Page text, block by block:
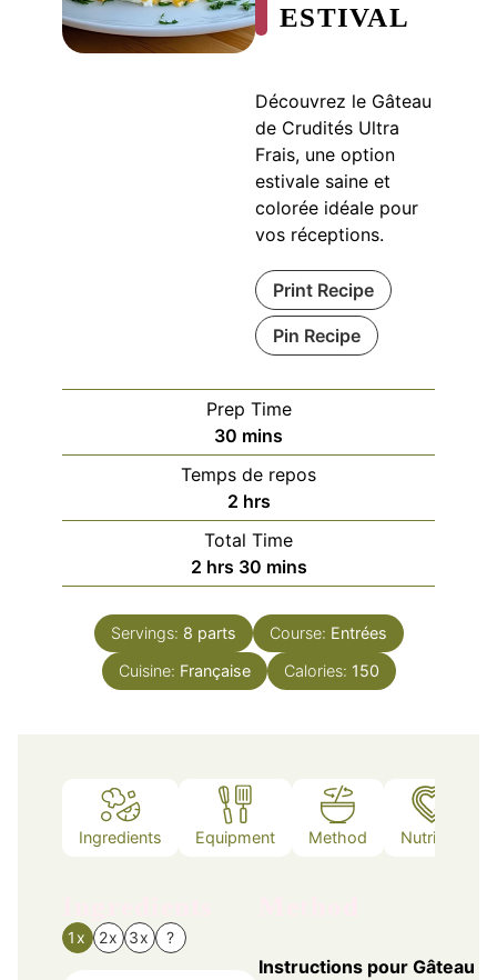
ESTIVAL
Découvrez le Gâteau
de Crudités Ultra
Frais, une option
estivale saine et
colorée idéale pour
vos réceptions.
Print Recipe
Pin Recipe
Prep Time
30 minutes
mins
Temps de repos
2hours
hrs
Total Time
2hours
hrs 30minutes
mins
Servings: 8 parts Course: Entrées
Cuisine: Française Calories: 150
Ingredients Equipment Method Nutrition
1x 2x 3x ?
Instructions pour Gâteau